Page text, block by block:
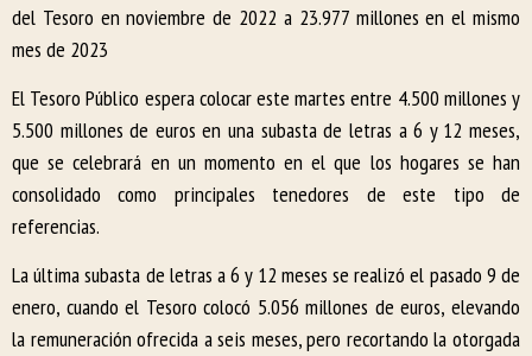
del Tesoro en noviembre de 2022 a 23.977 millones en el mismo
mes de 2023
El Tesoro Público espera colocar este martes entre 4.500 millones y
5.500 millones de euros en una subasta de letras a 6 y 12 meses,
que se celebrará en un momento en el que los hogares se han
consolidado como principales tenedores de este tipo de
referencias.
La última subasta de letras a 6 y 12 meses se realizó el pasado 9 de
enero, cuando el Tesoro colocó 5.056 millones de euros, elevando
la remuneración ofrecida a seis meses, pero recortando la otorgada